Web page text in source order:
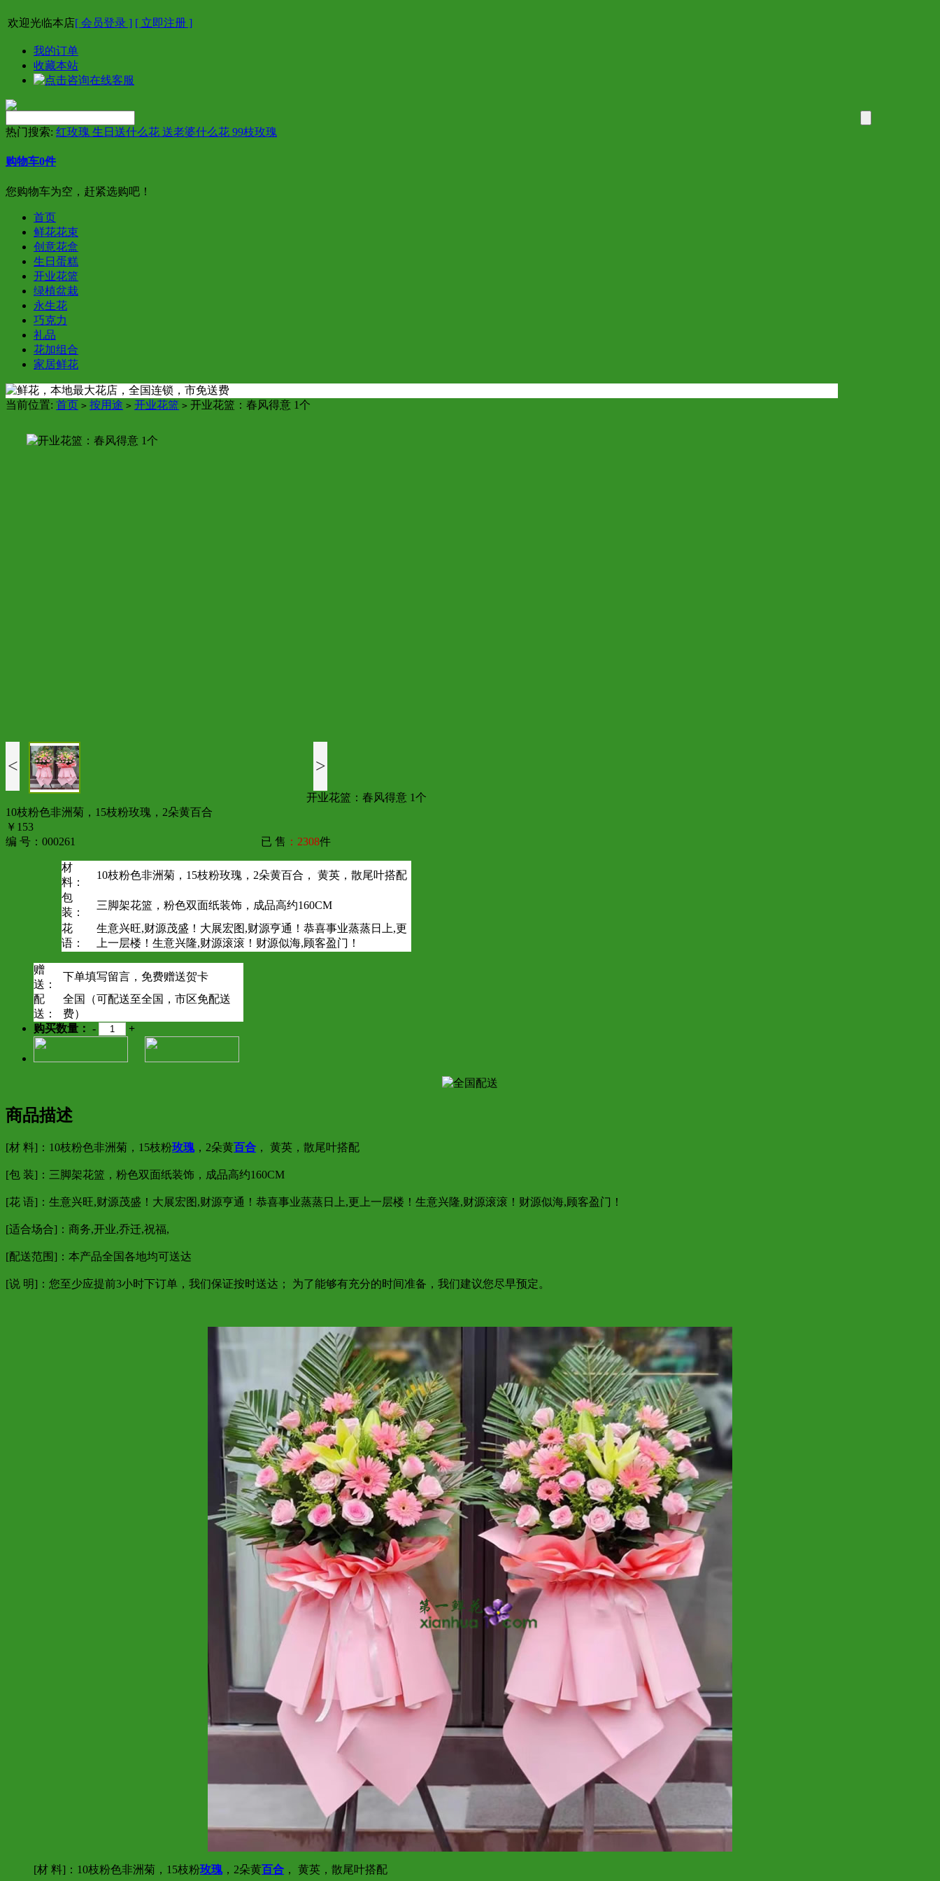
欢迎光临本店[ 会员登录 ] [ 立即注册 ]
我的订单
收藏本站
热门搜索: 红玫瑰 生日送什么花 送老婆什么花 99枝玫瑰
购物车0件
您购物车为空，赶紧选购吧！
首页
鲜花花束
创意花盒
生日蛋糕
开业花篮
绿植盆栽
永生花
巧克力
礼品
花加组合
家居鲜花
当前位置: 首页 > 按用途 > 开业花篮 > 开业花篮：春风得意 1个
< >
开业花篮：春风得意 1个
10枝粉色非洲菊，15枝粉玫瑰，2朵黄百合
￥153
编 号：000261
已 售 ：2308件
材
料：
10枝粉色非洲菊，15枝粉玫瑰，2朵黄百合， 黄英，散尾叶搭配
包
装：
三脚架花篮，粉色双面纸装饰，成品高约160CM
花
语：
生意兴旺,财源茂盛！大展宏图,财源亨通！恭喜事业蒸蒸日上,更
上一层楼！生意兴隆,财源滚滚！财源似海,顾客盈门！
赠
送：
下单填写留言，免费赠送贺卡
配
送：
全国（可配送至全国，市区免配送
费）
购买数量： - +
商品描述
[材 料]：10枝粉色非洲菊，15枝粉玫瑰，2朵黄百合 ， 黄英，散尾叶搭配
[包 装]：三脚架花篮，粉色双面纸装饰，成品高约160CM
[花 语]：生意兴旺,财源茂盛！大展宏图,财源亨通！恭喜事业蒸蒸日上,更上一层楼！生意兴隆,财源滚滚！财源似海,顾客盈门！
[适合场合]：商务,开业,乔迁,祝福,
[配送范围]：本产品全国各地均可送达
[说 明]：您至少应提前3小时下订单，我们保证按时送达； 为了能够有充分的时间准备，我们建议您尽早预定。
[材 料]：10枝粉色非洲菊，15枝粉玫瑰，2朵黄百合 ， 黄英，散尾叶搭配